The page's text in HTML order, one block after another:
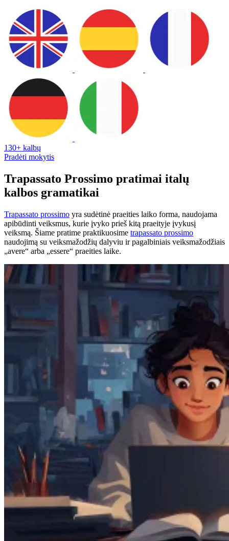
130+ kalbų
Pradėti mokytis
Trapassato Prossimo pratimai italų
kalbos gramatikai
Trapassato prossimo yra sudėtinė praeities laiko forma, naudojama
apibūdinti veiksmus, kurie įvyko prieš kitą praeityje įvykusį
veiksmą. Šiame pratime praktikuosime trapassato prossimo
naudojimą su veiksmažodžių dalyviu ir pagalbiniais veiksmažodžiais
„avere“ arba „essere“ praeities laike.